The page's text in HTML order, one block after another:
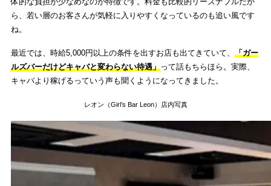
ら、若い層のお客さんが気軽に入りやすくなっているのも追い風です
ね。
最近では、時給5,000円以上の条件を出すお店も出てきていて、 「ガー
ルズバーだけどキャバと変わらない待遇」って話もちらほら。実際、
キャバより稼げるっていう声も聞くようになってきました。
レオン（Girl’s Bar Leon）店内写真